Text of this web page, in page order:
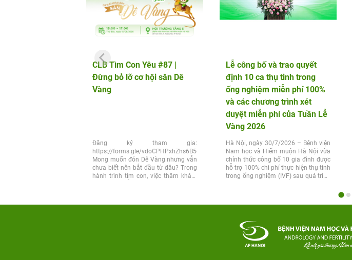
CLB Tìm Con Yêu #87 |
Đừng bỏ lỡ cơ hội săn Dê
Vàng
Đăng ký tham gia:
https://forms.gle/vdoCPHPxhZhs6B5q6
Mong muốn đón Dê Vàng nhưng vẫn
chưa biết nên bắt đầu từ đâu? Trong
hành trình tìm con, việc thăm khám
Lễ công bố và trao quyết
định 10 ca thụ tinh trong
ống nghiệm miễn phí 100%
và các chương trình xét
duyệt miễn phí của Tuần Lễ
Vàng 2026
Hà Nội, ngày 30/7/2026 – Bệnh viện
Nam học và Hiếm muộn Hà Nội vừa
chính thức công bố 10 gia đình được
hỗ trợ 100% chi phí thực hiện thụ tinh
trong ống nghiệm (IVF) sau quá trình